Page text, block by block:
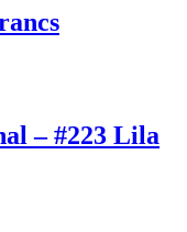
– #223 Lila